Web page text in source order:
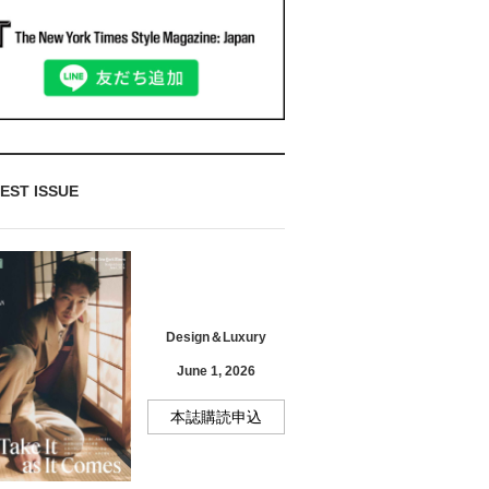
ISSUE
Design＆Luxury
June 1, 2026
本誌購読申込